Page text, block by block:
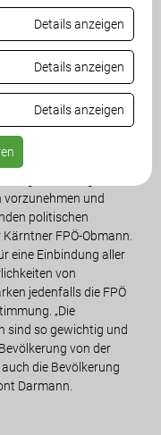
Details anzeigen
Details anzeigen
Details anzeigen
die generelle
Mitteilungen in
bis eine
gefordert wird,
Grüne und ÖVP
spielt man nicht!
Landeshauptmänner
und
politischen
FPÖ-Obmann.
eine Einbindung aller
von
jedenfalls die FPÖ
„Die
sind so gewichtig und
von der
die Bevölkerung
Darmann.